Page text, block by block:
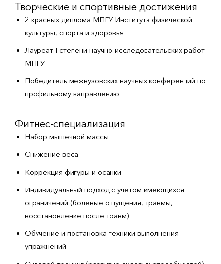
Творческие и спортивные достижения
2 красных диплома МПГУ Института физической
культуры, спорта и здоровья
Лауреат I степени научно-исследовательских работ
МПГУ
Победитель межвузовских научных конференций по
профильному направлению
Фитнес-специализация
Набор мышечной массы
Снижение веса
Коррекция фигуры и осанки
Индивидуальный подход с учетом имеющихся
ограничений (болевые ощущения, травмы,
восстановление после травм)
Обучение и постановка техники выполнения
упражнений